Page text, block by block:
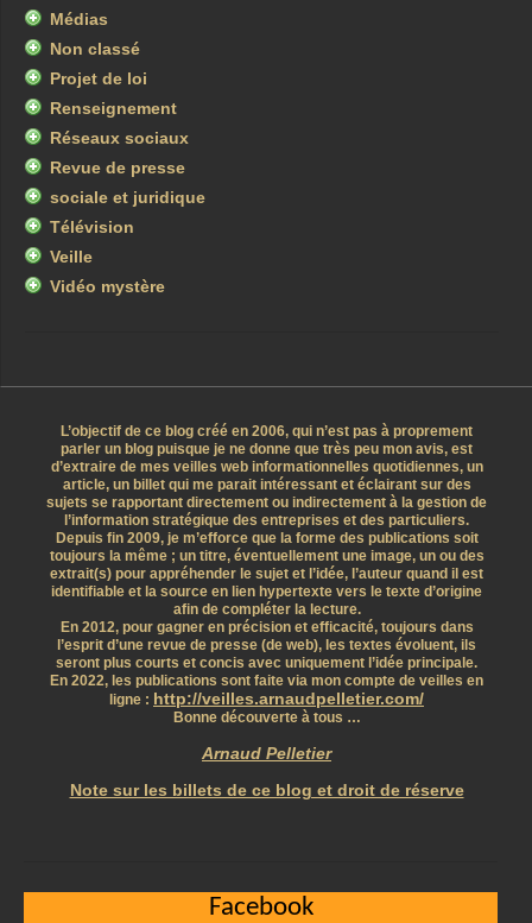
Médias
Non classé
Projet de loi
Renseignement
Réseaux sociaux
Revue de presse
sociale et juridique
Télévision
Veille
Vidéo mystère
L’objectif de ce blog créé en 2006, qui n’est pas à proprement
parler un blog puisque je ne donne que très peu mon avis, est
d’extraire de mes veilles web informationnelles quotidiennes, un
article, un billet qui me parait intéressant et éclairant sur des
sujets se rapportant directement ou indirectement à la gestion de
l’information stratégique des entreprises et des particuliers.
Depuis fin 2009, je m’efforce que la forme des publications soit
toujours la même ; un titre, éventuellement une image, un ou des
extrait(s) pour appréhender le sujet et l’idée, l’auteur quand il est
identifiable et la source en lien hypertexte vers le texte d’origine
afin de compléter la lecture.
En 2012, pour gagner en précision et efficacité, toujours dans
l’esprit d’une revue de presse (de web), les textes évoluent, ils
seront plus courts et concis avec uniquement l’idée principale.
En 2022, les publications sont faite via mon compte de veilles en
ligne : http://veilles.arnaudpelletier.com/
Bonne découverte à tous …
Arnaud Pelletier
Note sur les billets de ce blog et droit de réserve
Facebook